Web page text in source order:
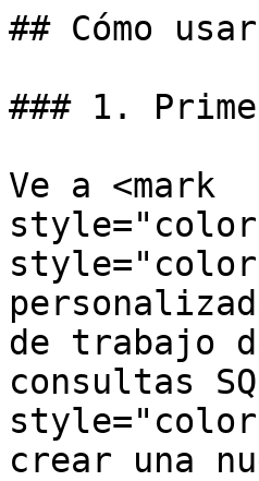
## Cómo
### 1.
Ve a <mark
de trabajo
consultas
crear una